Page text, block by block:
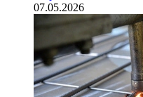
07.05.2026